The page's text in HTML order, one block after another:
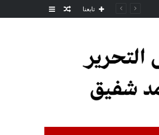
عمودمقال تابعنا